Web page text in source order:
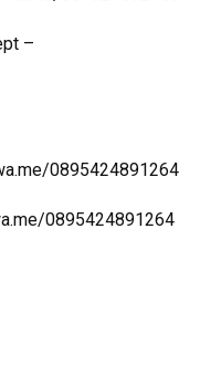
–
0895424891264
0895424891264